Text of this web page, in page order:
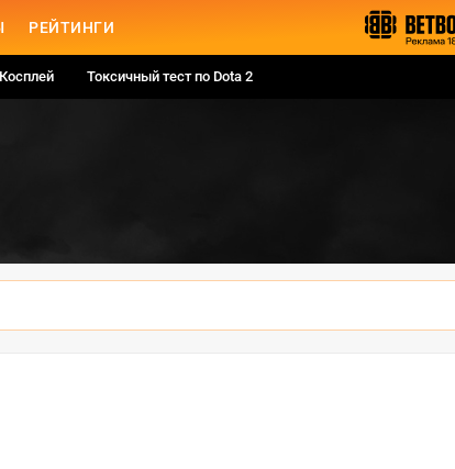
РЕЙТИНГИ
Косплей Токсичный тест по Dota 2